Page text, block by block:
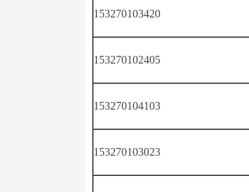
153270103420
153270102405
153270104103
153270103023